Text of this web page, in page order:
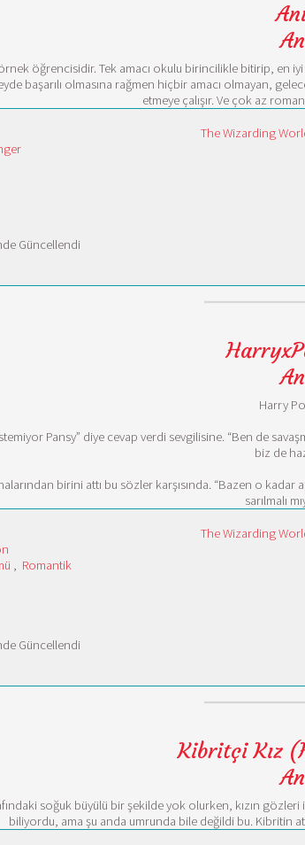
öğrencisidir. Tek amacı okulu birincilikle bitirip, en
başarılı olmasına rağmen hiçbir amacı olmayan,
etmeye çalışır. Ve çok az
The Wizarding
Güncellendi
Harry
Pansy” diye cevap verdi sevgilisine. “Ben de
biz de
birini attı bu sözler karşısında. “Bazen o
sarılmalı
The Wizarding
, Romantik
Güncellendi
Kibritçi Kız
soğuk büyülü bir şekilde yok olurken, kızın
biliyordu, ama şu anda umrunda bile değildi bu. Kibritin